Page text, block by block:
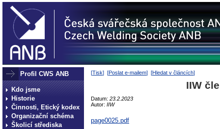
Profil CWS ANB
Kdo jsme
Historie
Činnosti, Etický kodex
Organizační schéma
Školicí střediska
[Tisk] [Poslat e-mailem] [Hledat v článcích]
IIW
Datum: 23.2.2023
Autor: IIW
page0025.pdf